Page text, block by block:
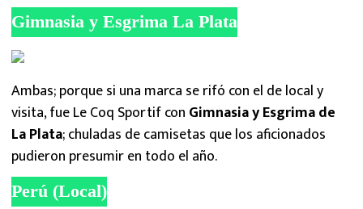
Gimnasia y Esgrima La Plata
Ambas; porque si una marca se rifó con el de local y
visita, fue Le Coq Sportif con Gimnasia y Esgrima de
La Plata; chuladas de camisetas que los aficionados
pudieron presumir en todo el año.
Perú (Local)